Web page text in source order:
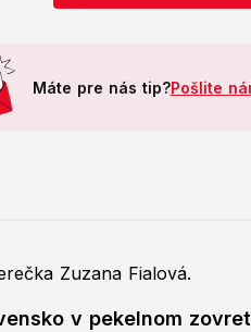
Máte pre nás tip?Pošlite
v pekelnom